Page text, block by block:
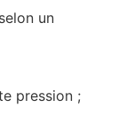
un
pression ;